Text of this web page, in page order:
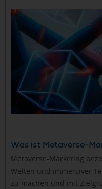
Was ist Metaverse-
Metaverse-Marketing
Welten und immersiver
zu machen und mit